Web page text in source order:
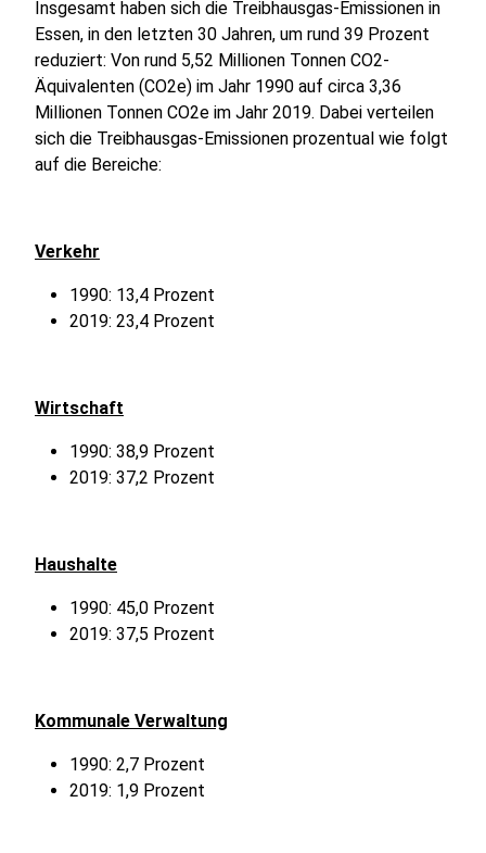
Insgesamt haben sich die Treibhausgas-Emissionen in
Essen, in den letzten 30 Jahren, um rund 39 Prozent
reduziert: Von rund 5,52 Millionen Tonnen CO2-
Äquivalenten (CO2e) im Jahr 1990 auf circa 3,36
Millionen Tonnen CO2e im Jahr 2019. Dabei verteilen
sich die Treibhausgas-Emissionen prozentual wie folgt
auf die Bereiche:
Verkehr
1990: 13,4 Prozent
2019: 23,4 Prozent
Wirtschaft
1990: 38,9 Prozent
2019: 37,2 Prozent
Haushalte
1990: 45,0 Prozent
2019: 37,5 Prozent
Kommunale Verwaltung
1990: 2,7 Prozent
2019: 1,9 Prozent